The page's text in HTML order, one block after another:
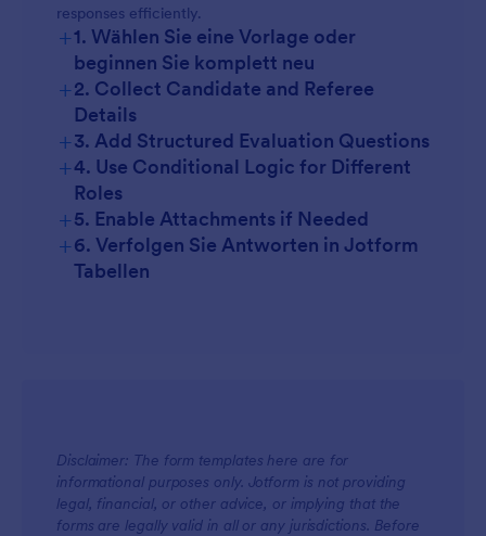
responses efficiently.
+1. Wählen Sie eine Vorlage oder
beginnen Sie komplett neu
+2. Collect Candidate and Referee
Details
+3. Add Structured Evaluation Questions
+4. Use Conditional Logic for Different
Roles
+5. Enable Attachments if Needed
+6. Verfolgen Sie Antworten in Jotform
Tabellen
Disclaimer: The form templates here are for
informational purposes only. Jotform is not providing
legal, financial, or other advice, or implying that the
forms are legally valid in all or any jurisdictions. Before